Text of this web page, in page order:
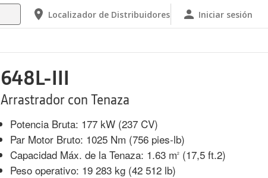
Localizador de Distribuidores Iniciar sesión
648L-III
Arrastrador con Tenaza
Potencia Bruta: 177 kW (237 CV)
Par Motor Bruto: 1025 Nm (756 pies-lb)
Capacidad Máx. de la Tenaza: 1.63 m2 (17,5 ft.2)
Peso operativo: 19 283 kg (42 512 lb)